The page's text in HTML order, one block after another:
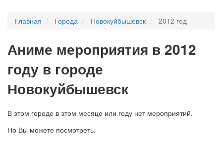
Главная Города Новокуйбышевск 2012 год
Аниме мероприятия в 2012
году в городе
Новокуйбышевск
В этом городе в этом месяце или году нет мероприятий.
Но Вы можете посмотреть: